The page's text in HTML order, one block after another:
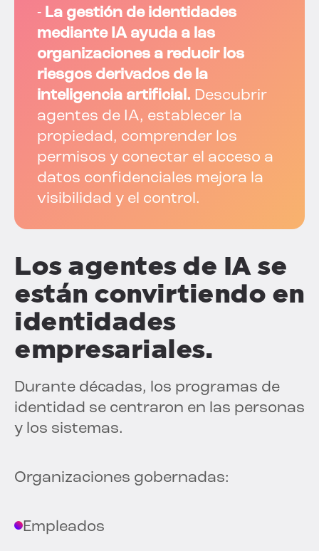
- La gestión de identidades
mediante IA ayuda a las
organizaciones a reducir los
riesgos derivados de la
inteligencia artificial. Descubrir
agentes de IA, establecer la
propiedad, comprender los
permisos y conectar el acceso a
datos confidenciales mejora la
visibilidad y el control.
Los agentes de IA se
están convirtiendo en
identidades
empresariales.
Durante décadas, los programas de
identidad se centraron en las personas
y los sistemas.
Organizaciones gobernadas:
Empleados